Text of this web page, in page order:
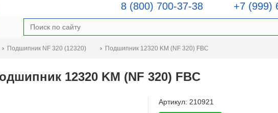
8 (800) 700-37-38 +7 (999)
Подшипник NF 320 (12320) Подшипник 12320 KM (NF 320) FBC
12320 KM (NF 320) FBC
Артикул: 210921